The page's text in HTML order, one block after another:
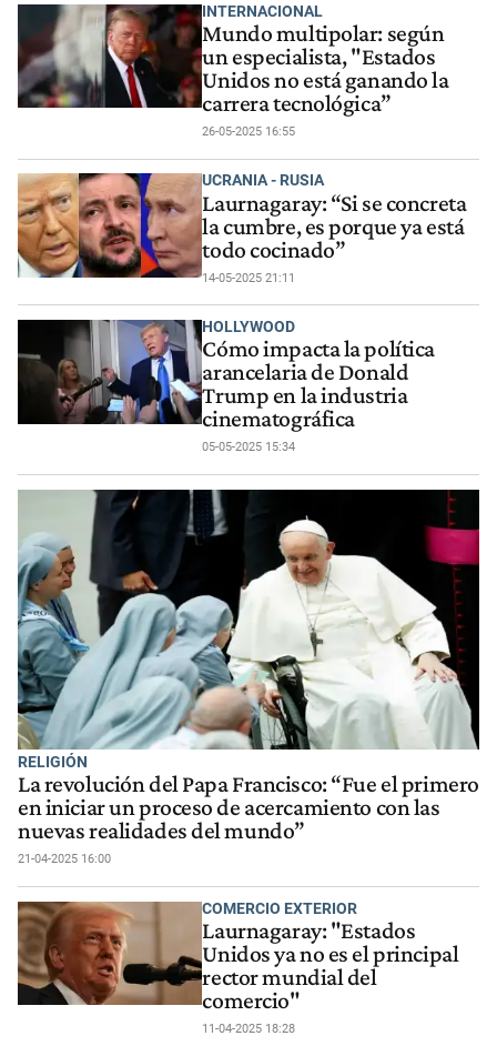
INTERNACIONAL
Mundo multipolar: según
un especialista, "Estados
Unidos no está ganando la
carrera tecnológica”
26-05-2025 16:55
UCRANIA - RUSIA
Laurnagaray: “Si se concreta
la cumbre, es porque ya está
todo cocinado”
14-05-2025 21:11
HOLLYWOOD
Cómo impacta la política
arancelaria de Donald
Trump en la industria
cinematográfica
05-05-2025 15:34
RELIGIÓN
La revolución del Papa Francisco: “Fue el primero
en iniciar un proceso de acercamiento con las
nuevas realidades del mundo”
21-04-2025 16:00
COMERCIO EXTERIOR
Laurnagaray: "Estados
Unidos ya no es el principal
rector mundial del
comercio"
11-04-2025 18:28